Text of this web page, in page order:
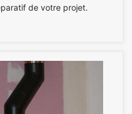
de votre projet.